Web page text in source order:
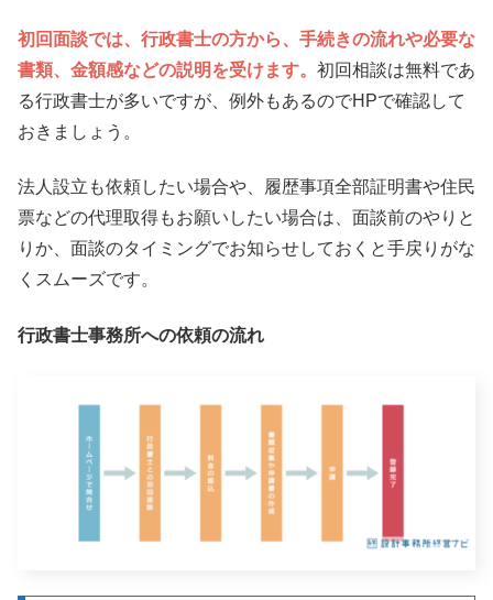
初回面談では、行政書士の方から、手続きの流れや必要な
書類、金額感などの説明を受けます。 初回相談は無料であ
る行政書士が多いですが、例外もあるのでHPで確認して
おきましょう。
法人設立も依頼したい場合や、履歴事項全部証明書や住民
票などの代理取得もお願いしたい場合は、面談前のやりと
りか、面談のタイミングでお知らせしておくと手戻りがな
くスムーズです。
行政書士事務所への依頼の流れ